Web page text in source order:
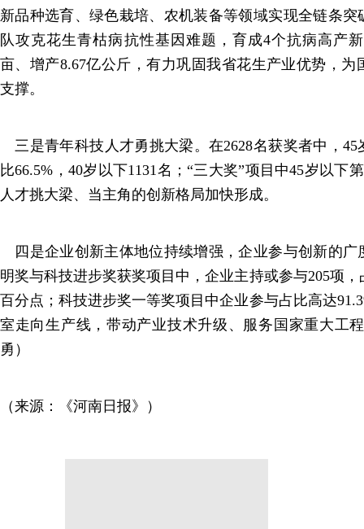
新品种选育、绿色栽培、农机装备等领域实现全链条
队攻克花生青枯病抗性基因难题，育成4个抗病高产
亩、增产8.67亿公斤，有力巩固我省花生产业优势，
支撑。
三是青年科技人才勇挑大梁。在2628名获奖者中，45
比66.5%，40岁以下1131名；“三大奖”项目中45岁以下
人才挑大梁、当主角的创新格局加快形成。
四是企业创新主体地位持续增强，企业参与创新的广
明奖与科技进步奖获奖项目中，企业主持或参与205项
百分点；科技进步奖一等奖项目中企业参与占比高达
室走向生产线，带动产业技术升级、服务国家重大工
勇）
（来源：《河南日报》）